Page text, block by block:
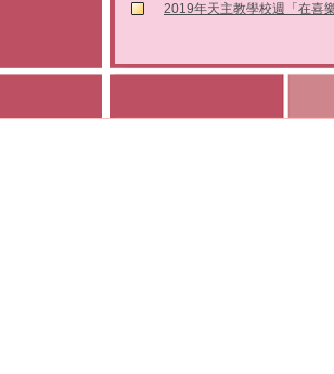
2019年天主教學校週「在喜